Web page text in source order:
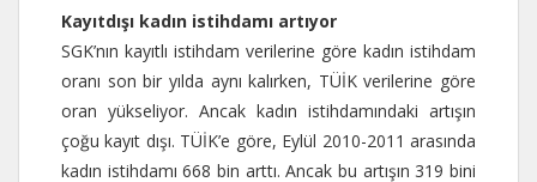
Kayıtdışı kadın istihdamı artıyor
SGK’nın kayıtlı istihdam verilerine göre kadın istihdam
oranı son bir yılda aynı kalırken, TÜİK verilerine göre
oran yükseliyor. Ancak kadın istihdamındaki artışın
çoğu kayıt dışı. TÜİK’e göre, Eylül 2010-2011 arasında
kadın istihdamı 668 bin arttı. Ancak bu artışın 319 bini